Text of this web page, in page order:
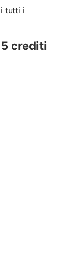
tutti i
crediti